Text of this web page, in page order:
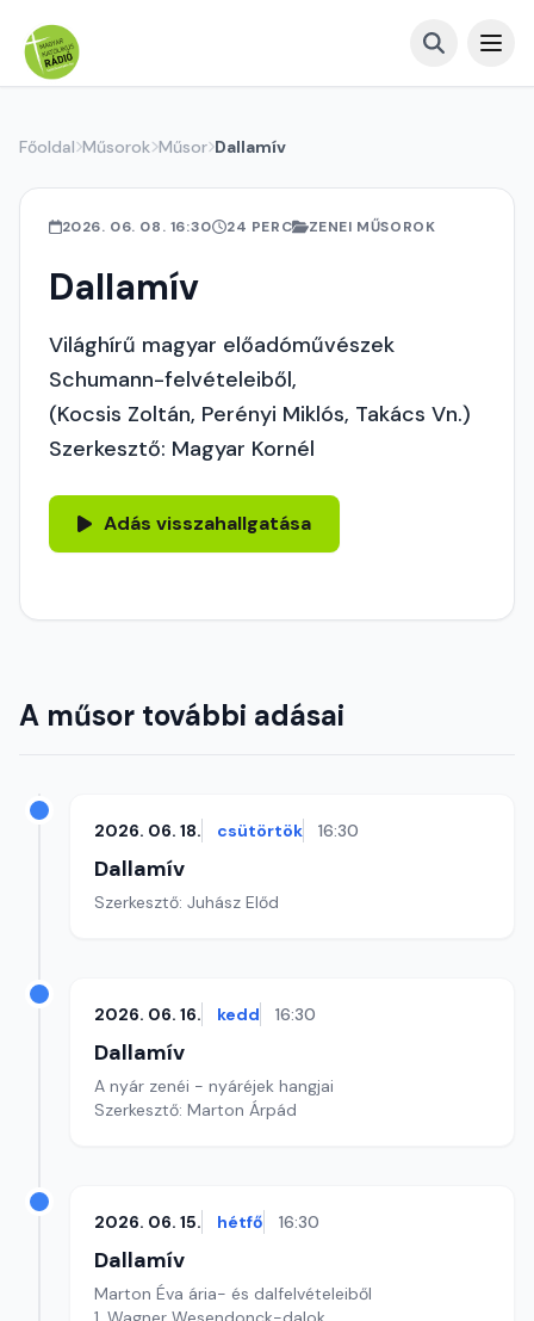
Főoldal Műsorok Műsor Dallamív
2026. 06. 08. 16:30 24 PERC ZENEI MŰSOROK
Dallamív
Világhírű magyar előadóművészek
Schumann-felvételeiből,
(Kocsis Zoltán, Perényi Miklós, Takács Vn.)
Szerkesztő: Magyar Kornél
Adás visszahallgatása
A műsor további adásai
2026. 06. 18. csütörtök 16:30
Dallamív
Szerkesztő: Juhász Előd
2026. 06. 16. kedd 16:30
Dallamív
A nyár zenéi - nyáréjek hangjai
Szerkesztő: Marton Árpád
2026. 06. 15. hétfő 16:30
Dallamív
Marton Éva ária- és dalfelvételeiből